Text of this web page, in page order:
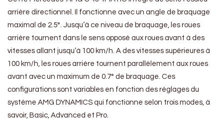
arrière directionnel. Il fonctionne avec un angle de braquage
maximal de 2.5°. Jusqu’à ce niveau de braquage, les roues
arrière tournent dans le sens opposé aux roues avant à des
vitesses allant jusqu’à 100 km/h. A des vitesses supérieures à
100 km/h, les roues arrière tournent parallèlement aux roues
avant avec un maximum de 0.7° de braquage. Ces
configurations sont variables en fonction des réglages du
système AMG DYNAMICS qui fonctionne selon trois modes, à
savoir, Basic, Advanced et Pro.